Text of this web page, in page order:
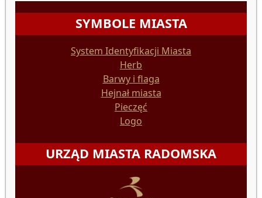
SYMBOLE MIASTA
System Identyfikacji Miasta
Herb
Barwy i flaga
Hejnał miasta
Pieczęć
Logo
URZĄD MIASTA RADOMSKA